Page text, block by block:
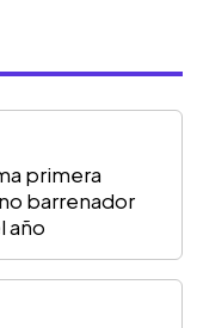
primera
barrenador
año